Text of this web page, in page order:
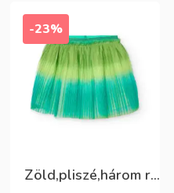
-23%
Zöld,pliszé,három rétegű(alatta csillogó tüll+kiwizöld vászon) szoknya